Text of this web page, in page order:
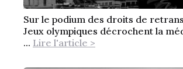
Sur le podium des droits de
Jeux olympiques décrochent la
... Lire l'article >